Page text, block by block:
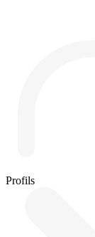
Profils